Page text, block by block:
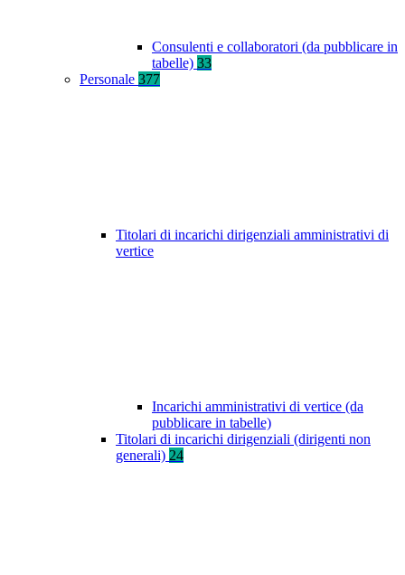
Consulenti e collaboratori (da pubblicare in
tabelle) 33
Personale 377
Titolari di incarichi dirigenziali amministrativi di
vertice
Incarichi amministrativi di vertice (da
pubblicare in tabelle)
Titolari di incarichi dirigenziali (dirigenti non
generali) 24